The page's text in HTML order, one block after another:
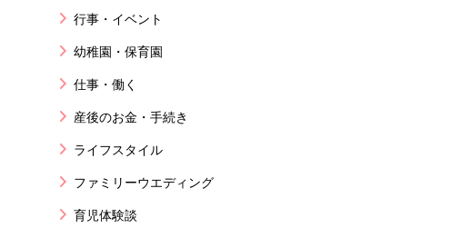
行事・イベント
幼稚園・保育園
仕事・働く
産後のお金・手続き
ライフスタイル
ファミリーウエディング
育児体験談